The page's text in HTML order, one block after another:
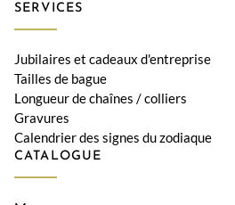
SERVICES
Jubilaires et cadeaux d'entreprise
Tailles de bague
Longueur de chaînes / colliers
Gravures
Calendrier des signes du zodiaque
CATALOGUE